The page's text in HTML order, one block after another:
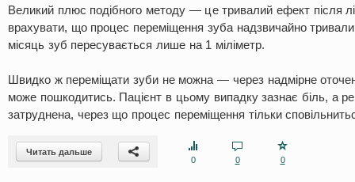
Великий плюс подібного методу — це тривалий ефект після
врахувати, що процес переміщення зуба надзвичайно
місяць зуб пересувається лише на 1 міліметр.
Швидко ж переміщати зуби не можна — через надмірне
може пошкодитись. Пацієнт в цьому випадку зазнає біль, а
затруднена, через що процес переміщення тільки
Читать дальше
0
0 0